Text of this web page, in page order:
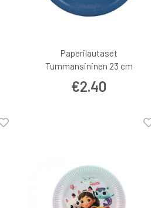
Paperilautaset
Tummansininen 23 cm
€2.40